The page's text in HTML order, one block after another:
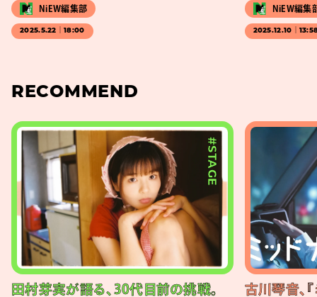
NiEW編集部
2025.5.22｜18:00
NiEW編集
2025.12.10｜
RECOMMEND
#STAGE
田村芽実が語る、30代目前の挑戦。
古川琴音、